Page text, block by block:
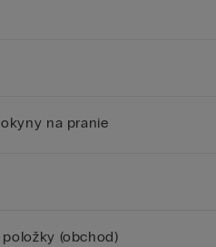
na pranie
(obchod)